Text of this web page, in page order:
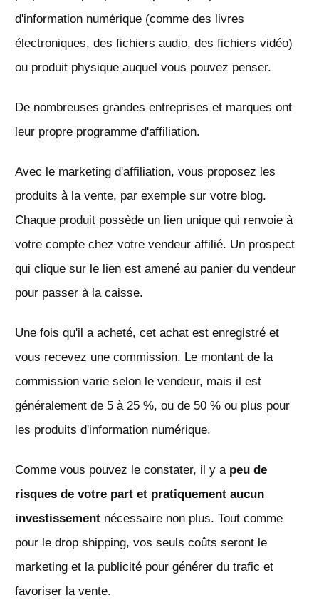
d'information numérique (comme des livres
électroniques, des fichiers audio, des fichiers vidéo)
ou produit physique auquel vous pouvez penser.
De nombreuses grandes entreprises et marques ont
leur propre programme d'affiliation.
Avec le marketing d'affiliation, vous proposez les
produits à la vente, par exemple sur votre blog.
Chaque produit possède un lien unique qui renvoie à
votre compte chez votre vendeur affilié. Un prospect
qui clique sur le lien est amené au panier du vendeur
pour passer à la caisse.
Une fois qu'il a acheté, cet achat est enregistré et
vous recevez une commission. Le montant de la
commission varie selon le vendeur, mais il est
généralement de 5 à 25 %, ou de 50 % ou plus pour
les produits d'information numérique.
Comme vous pouvez le constater, il y a peu de
risques de votre part et pratiquement aucun
investissement nécessaire non plus. Tout comme
pour le drop shipping, vos seuls coûts seront le
marketing et la publicité pour générer du trafic et
favoriser la vente.